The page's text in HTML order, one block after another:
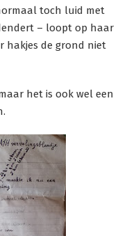
toch luid met
– loopt op haar
hakjes de grond niet
het is ook wel een